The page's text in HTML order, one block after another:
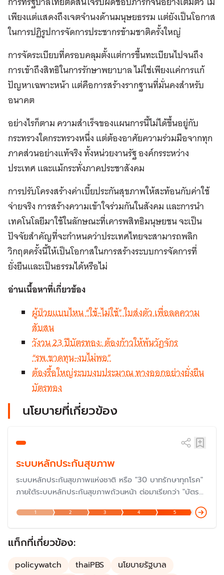
เพียงแต่แสดงถึงเจตจำนงด้านมนุษยธรรม แต่ยังเป็นโอกาส
ในการปฏิรูปการจัดการประชากรข้ามชาติครั้งใหญ่
การจัดระเบียบที่ครอบคลุมตั้งแต่การขึ้นทะเบียนไปจนถึง
การเข้าถึงสิทธิในการรักษาพยาบาล ไม่ใช่เพียงแค่การแก้
ปัญหาเฉพาะหน้า แต่คือการสร้างรากฐานที่มั่นคงสำหรับ
อนาคต
อย่างไรก็ตาม ความสำเร็จของแผนการนี้ไม่ได้ขึ้นอยู่กับ
กระทรวงใดกระทรวงหนึ่ง แต่ต้องอาศัยความร่วมมือจากทุก
ภาคส่วนอย่างแท้จริง ทั้งหน่วยงานรัฐ องค์กรระหว่าง
ประเทศ และแม้กระทั่งภาคประชาสังคม
การปรับโครงสร้างค่าเบี้ยประกันสุขภาพให้สะท้อนกับค่าใช้
จ่ายจริง การสร้างความเข้าใจร่วมกันในสังคม และการนำ
เทคโนโลยีมาใช้ในลักษณะที่เคารพสิทธิมนุษยชน จะเป็น
ปัจจัยสำคัญที่จะกำหนดว่าประเทศไทยจะสามารถพลิก
วิกฤตครั้งนี้ให้เป็นโอกาสในการสร้างระบบการจัดการที่
ยั่งยืนและเป็นธรรมได้หรือไม่
อ่านเนื้อหาที่เกี่ยวข้อง
ผู้ป่วยแบบไหน “ใช้-ไม่ใช้” ใบส่งตัว เพื่อลดความ
สับสน
วังวน 23 ปีบัตรทอง: ต้องก้าวให้พ้นวัฏจักร
“รพ.ขาดทุน-งบไม่พอ”
ต้องรื้อใหญ่ระบบงบประมาณ ทางออกอย่างยั่งยืน
บัตรทอง
นโยบายที่เกี่ยวข้อง
ระบบหลักประกันสุขภาพ
ระบบหลักประกันสุขภาพแห่งชาติ หรือ "30 บาทรักษาทุกโรค"
ภายใต้ระบบหลักประกันสุขภาพถ้วนหน้า ต่อมาเรียกว่า "บัตร
ก้าวสู่ปีที่ 23 ในปี 2568 แต่ปัญหายังต้องแก้ไขกันต่อไป โดย
เฉพาะเรื่องงบประมาณและการบริหารจัดการ แม้ว่าเป็นหนึ่งใน
นโยบายที่ประสบความสำเร็จมากที่สุด
1 2 3 4 5
แท็กที่เกี่ยวข้อง:
policywatch thaiPBS
นโยบายรัฐบาล